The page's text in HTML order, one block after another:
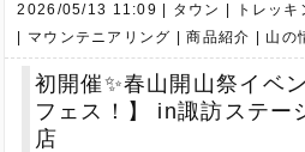
2026/05/13 11:09 タウン トレッキ
マウンテニアリング
商品紹介 山の
初開催✨春山開山祭イベ
フェス！】 in諏訪ステー
店